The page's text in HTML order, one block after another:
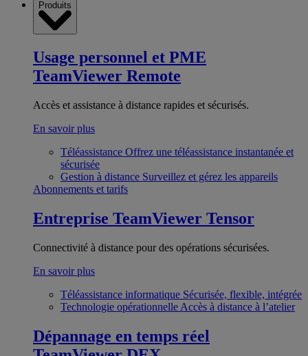
Produits
Usage personnel et PME
TeamViewer Remote
Accès et assistance à distance rapides et sécurisés.
En savoir plus
Téléassistance Offrez une téléassistance instantanée et
sécurisée
Gestion à distance Surveillez et gérez les appareils
Abonnements et tarifs
Entreprise TeamViewer Tensor
Connectivité à distance pour des opérations sécurisées.
En savoir plus
Téléassistance informatique Sécurisée, flexible, intégrée
Technologie opérationnelle Accès à distance à l’atelier
Dépannage en temps réel